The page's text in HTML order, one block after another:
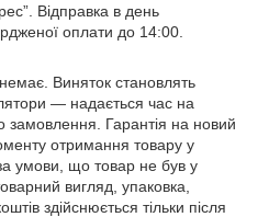
Відправка в день
оплати до 14:00.
Виняток становлять
— надається час на
замовлення. Гарантія на новий
отримання товару у
умови, що товар не був у
вигляд, упаковка,
здійснюється тільки після